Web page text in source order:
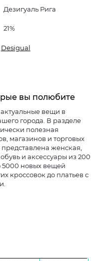
Дезигуаль Рига
21%
Desigual
вы полюбите
вещи в
города. В разделе
полезная
магазинов и торговых
женская,
и аксессуары из 200
5000 новых вещей
кроссовок до платьев с